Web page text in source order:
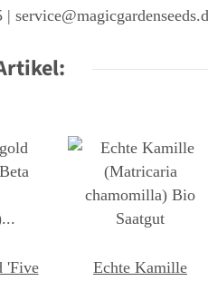
'Five
Echte Kamille